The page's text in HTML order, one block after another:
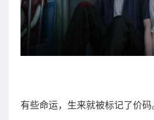
有些命运，生来就被标记了价码